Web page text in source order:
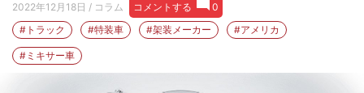
2022年12月18日 / コラム コメントする
0
#トラック
#特装車 #架装メーカー #アメリカ
#ミキサー車